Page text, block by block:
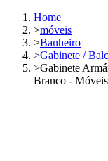
Home
>móveis
>Banheiro
>Gabinete /
>Gabinete
Branco -